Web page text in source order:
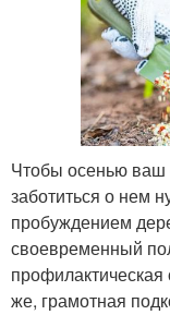
Чтобы осенью
заботиться о нем
пробуждением
своевременный
же, грамотная